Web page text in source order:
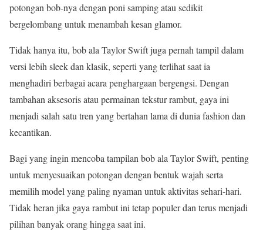
potongan bob-nya dengan poni samping atau sedikit
bergelombang untuk menambah kesan glamor.
Tidak hanya itu, bob ala Taylor Swift juga pernah tampil dalam
versi lebih sleek dan klasik, seperti yang terlihat saat ia
menghadiri berbagai acara penghargaan bergengsi. Dengan
tambahan aksesoris atau permainan tekstur rambut, gaya ini
menjadi salah satu tren yang bertahan lama di dunia fashion dan
kecantikan.
Bagi yang ingin mencoba tampilan bob ala Taylor Swift, penting
untuk menyesuaikan potongan dengan bentuk wajah serta
memilih model yang paling nyaman untuk aktivitas sehari-hari.
Tidak heran jika gaya rambut ini tetap populer dan terus menjadi
pilihan banyak orang hingga saat ini.